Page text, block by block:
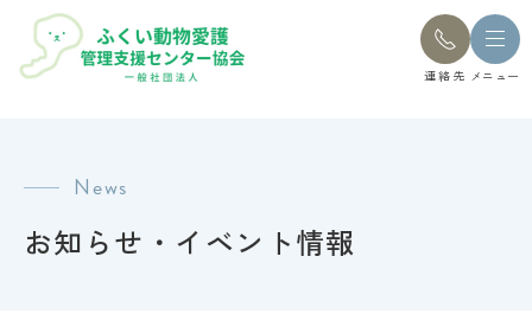
連絡先 メニュー
News
お知らせ・イベント情報